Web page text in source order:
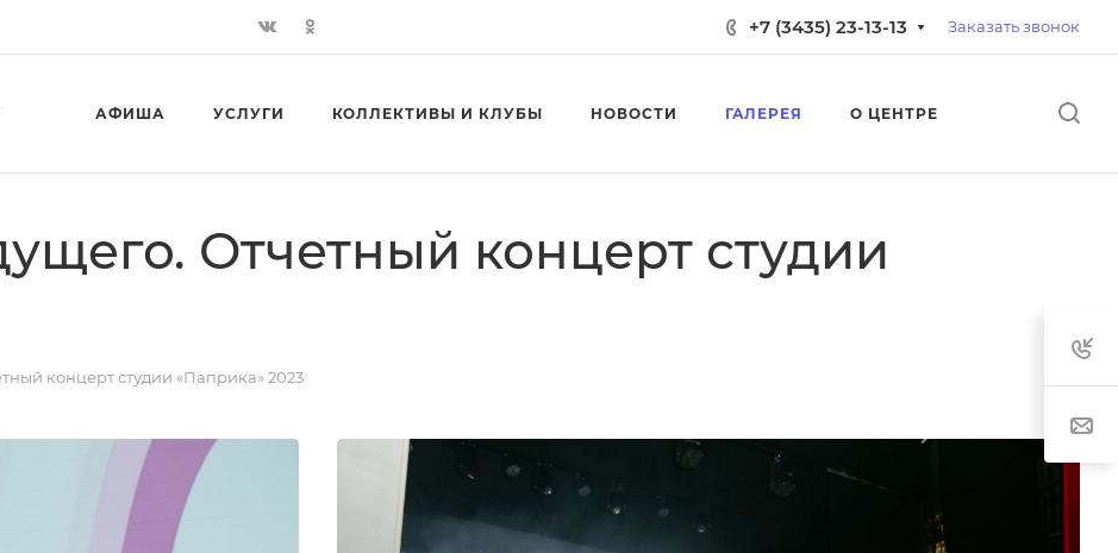
+7 (3435) 23-13-13 Заказать звонок
АФИША УСЛУГИ КОЛЛЕКТИВЫ И КЛУБЫ НОВОСТИ ГАЛЕРЕЯ О ЦЕНТРЕ
Отчетный концерт студии
концерт студии «Паприка» 2023